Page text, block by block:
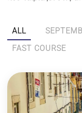
ALL
FAST COURSE